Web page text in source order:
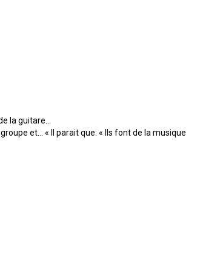
la guitare…
et… « Il parait que: « Ils font de la musique